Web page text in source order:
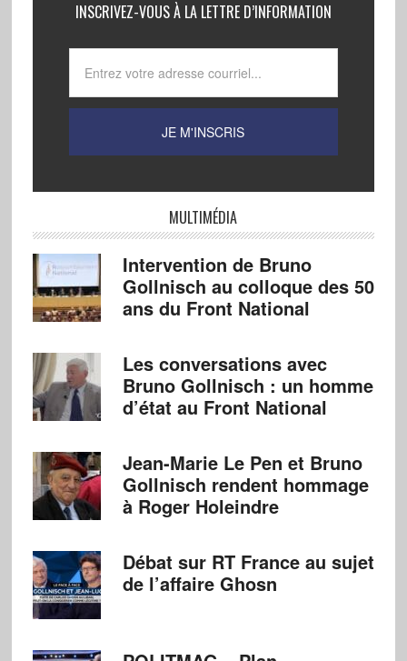
INSCRIVEZ-VOUS À LA LETTRE D’INFORMATION
MULTIMÉDIA
Intervention de Bruno
Gollnisch au colloque des 50
ans du Front National
Les conversations avec
Bruno Gollnisch : un homme
d’état au Front National
Jean-Marie Le Pen et Bruno
Gollnisch rendent hommage
à Roger Holeindre
Débat sur RT France au sujet
de l’affaire Ghosn